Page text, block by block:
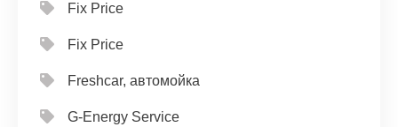
Fix Price
Fix Price
Freshcar, автомойка
G-Energy Service